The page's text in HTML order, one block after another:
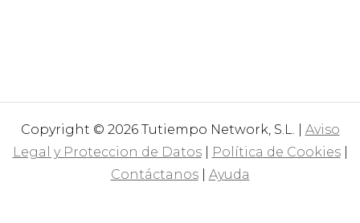
Copyright © 2026 Tutiempo Network, S.L. | Aviso
Legal y Proteccion de Datos| Política de Cookies|
Contáctanos| Ayuda